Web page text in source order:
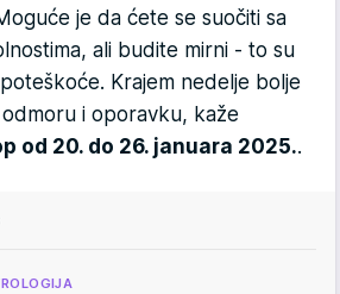
je da ćete se suočiti sa
ali budite mirni - to su
Krajem nedelje bolje
i oporavku, kaže
od 20. do 26. januara 2025..